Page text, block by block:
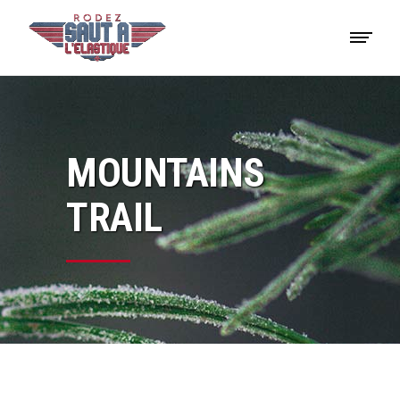
MOUNTAINS
TRAIL